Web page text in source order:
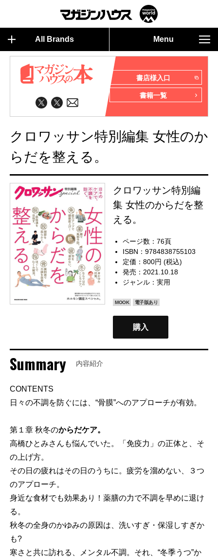
All Brands Menu
書店様入口
書籍一覧
クロワッサン特別編集 女性のか
らだを整える。
クロワッサン特別編
集 女性のからだを整
える。
ページ数：76頁
ISBN：9784838755103
定価：800円 (税込)
発売：2021.10.18
ジャンル：実用
MOOK 電子版あり
購入
Summary 内容紹介
CONTENTS
日々の不調を防ぐには、“骨膜”へのアプローチが有効。
第１章 秋冬のからだケア。
高橋ひとみさんも悩んでいた。「免疫力」の正体と、そ
の上げ方。
その日の疲れはその日のうちに。疲労を溜めない、３つ
のアプローチ。
身近な食材でも効果あり！薬膳の力で不調を早めに退け
る。
秋冬の全身のかゆみの原因は、洗いすぎ・保湿しすぎか
も?
寒さと共に訪れる、メンタル不調。それ、“冬季うつ”か